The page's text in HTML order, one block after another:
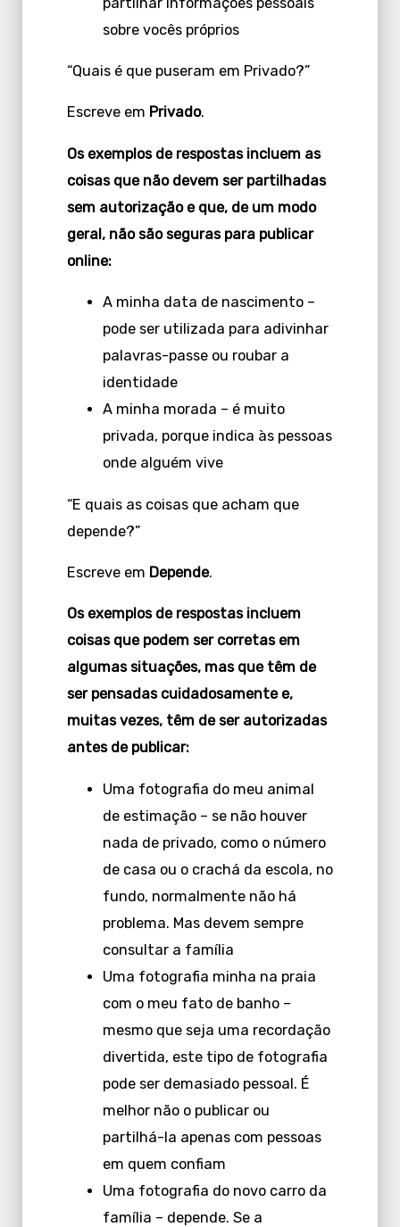
sobre vocês próprios
“Quais é que puseram em Privado?”
Escreve em Privado.
Os exemplos de respostas incluem as
coisas que não devem ser partilhadas
sem autorização e que, de um modo
geral, não são seguras para publicar
online:
A minha data de nascimento –
pode ser utilizada para adivinhar
palavras-passe ou roubar a
identidade
A minha morada – é muito
privada, porque indica às pessoas
onde alguém vive
“E quais as coisas que acham que
depende?”
Escreve em Depende.
Os exemplos de respostas incluem
coisas que podem ser corretas em
algumas situações, mas que têm de
ser pensadas cuidadosamente e,
muitas vezes, têm de ser autorizadas
antes de publicar:
Uma fotografia do meu animal
de estimação – se não houver
nada de privado, como o número
de casa ou o crachá da escola, no
fundo, normalmente não há
problema. Mas devem sempre
consultar a família
Uma fotografia minha na praia
com o meu fato de banho –
mesmo que seja uma recordação
divertida, este tipo de fotografia
pode ser demasiado pessoal. É
melhor não o publicar ou
partilhá-la apenas com pessoas
em quem confiam
Uma fotografia do novo carro da
família – depende. Se a